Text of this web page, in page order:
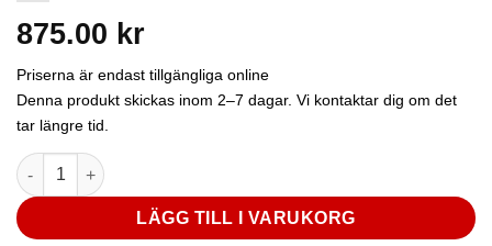
875.00 kr
Priserna är endast tillgängliga online
Denna produkt skickas inom 2–7 dagar. Vi kontaktar dig om det
tar längre tid.
Projektor klocka TECHNOLINE - WT 549 mängd
LÄGG TILL I VARUKORG